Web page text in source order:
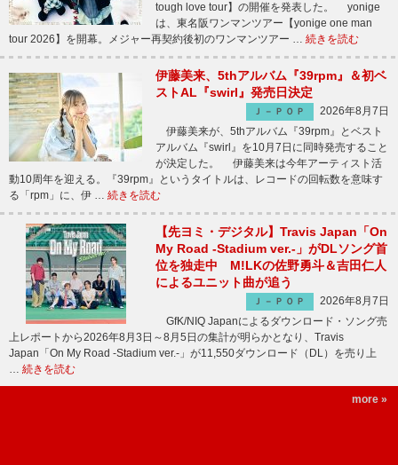
tough love tour】の開催を発表した。 yonige
は、東名阪ワンマンツアー【yonige one man
tour 2026】を開幕。メジャー再契約後初のワンマンツアー … 続きを読む
伊藤美来、5thアルバム『39rpm』＆初ベ
ストAL『swirl』発売日決定
Ｊ－ＰＯＰ
2026年8月7日
伊藤美来が、5thアルバム『39rpm』とベスト
アルバム『swirl』を10月7日に同時発売すること
が決定した。 伊藤美来は今年アーティスト活
動10周年を迎える。『39rpm』というタイトルは、レコードの回転数を意味す
る「rpm」に、伊 … 続きを読む
【先ヨミ・デジタル】Travis Japan「On
My Road -Stadium ver.-」がDLソング首
位を独走中 M!LKの佐野勇斗＆吉田仁人
によるユニット曲が追う
Ｊ－ＰＯＰ
2026年8月7日
GfK/NIQ Japanによるダウンロード・ソング売
上レポートから2026年8月3日～8月5日の集計が明らかとなり、Travis
Japan「On My Road -Stadium ver.-」が11,550ダウンロード（DL）を売り上
… 続きを読む
more »